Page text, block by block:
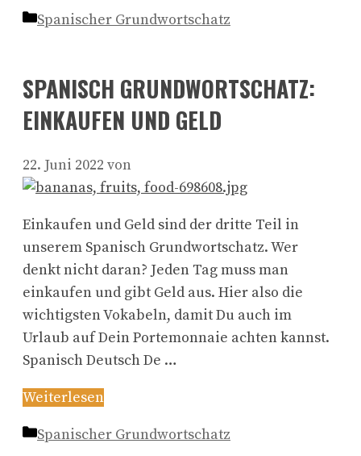
Kategorien
Spanischer Grundwortschatz
SPANISCH GRUNDWORTSCHATZ:
EINKAUFEN UND GELD
22. Juni 2022 von
Einkaufen und Geld sind der dritte Teil in
unserem Spanisch Grundwortschatz. Wer
denkt nicht daran? Jeden Tag muss man
einkaufen und gibt Geld aus. Hier also die
wichtigsten Vokabeln, damit Du auch im
Urlaub auf Dein Portemonnaie achten kannst.
Spanisch Deutsch De …
Weiterlesen
Kategorien
Spanischer Grundwortschatz